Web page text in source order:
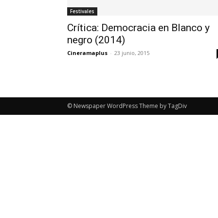
Festivales
Crítica: Democracia en Blanco y
negro (2014)
Cineramaplus - 23 junio, 2015
© Newspaper WordPress Theme by TagDiv